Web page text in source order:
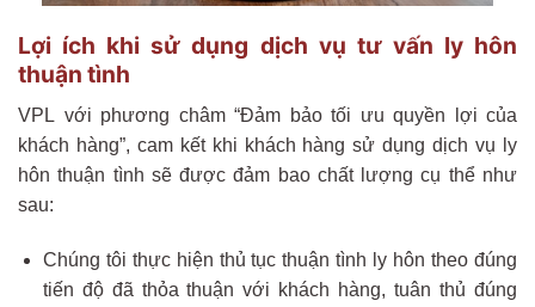
Lợi ích khi sử dụng dịch vụ tư vấn ly hôn
thuận tình
VPL với phương châm “Đảm bảo tối ưu quyền lợi của
khách hàng”, cam kết khi khách hàng sử dụng dịch vụ ly
hôn thuận tình sẽ được đảm bao chất lượng cụ thể như
sau:
Chúng tôi thực hiện thủ tục thuận tình ly hôn theo đúng
tiến độ đã thỏa thuận với khách hàng, tuân thủ đúng